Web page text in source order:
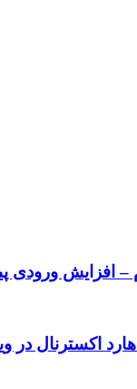
افزایش ورودی
اکسترنال در